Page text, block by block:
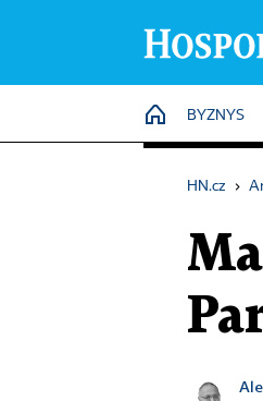
HOME
BYZNYS
HN.cz ›